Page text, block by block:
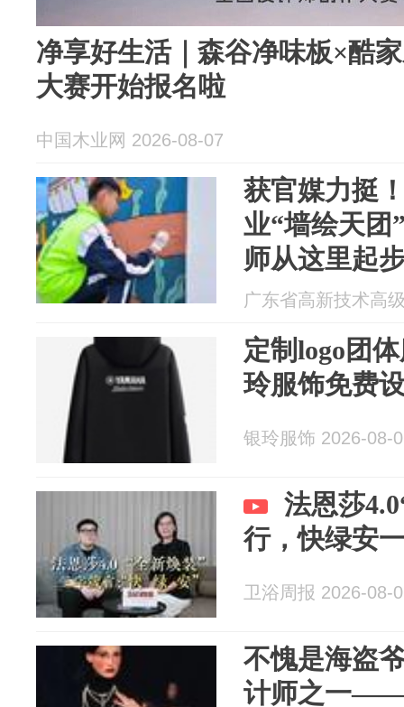
净享好生活｜森谷净味板×酷
大赛开始报名啦
中国木业网 2026-08-07
获官媒力挺
业“墙绘天团
师从这里起
广东省高新技术高
定制logo团
玲服饰免费
银玲服饰 2026-08-
法恩莎
行，快绿安
卫浴周报 2026-08-
不愧是海盗
计师之一